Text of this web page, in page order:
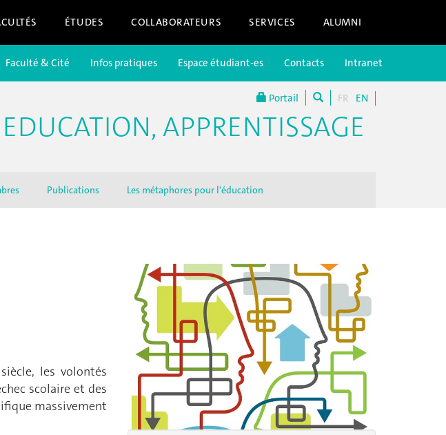
ÉTUDES COLLABORATEURS SERVICES ALUMNI
Portail FR EN
Faculté & Cité Infos pratiques Espace étudiant-es Contacts Intranet
APPRENTISSAGE
Publications Les métaphores pour l'éducation
les volontés
scolaire et des
massivement